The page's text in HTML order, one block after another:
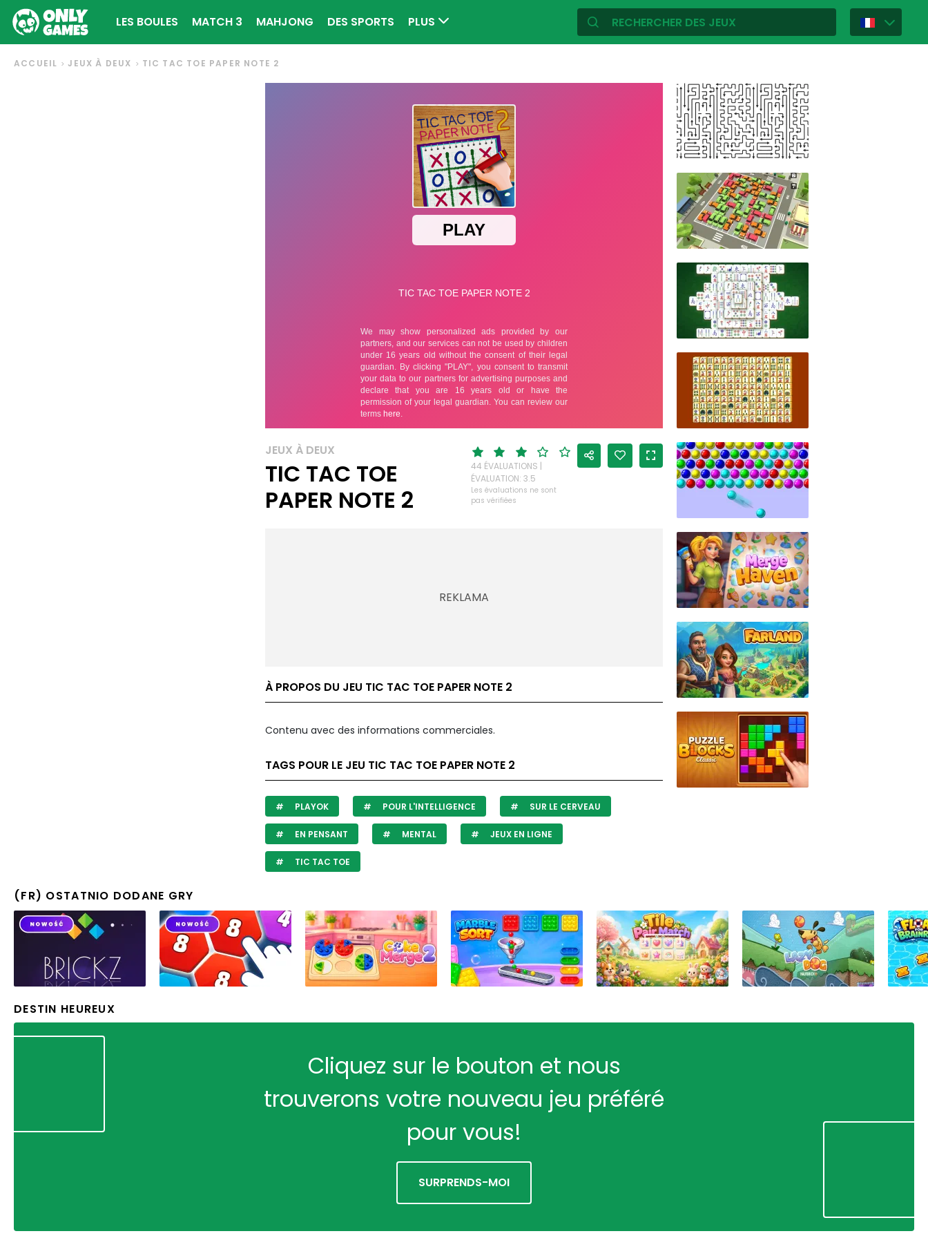
LES BOULES MATCH 3 MAHJONG DES SPORTS PLUS
ACCUEIL JEUX À DEUX TIC TAC TOE PAPER NOTE 2
JEUX À DEUX
TIC TAC TOE
PAPER NOTE 2
44 ÉVALUATIONS |
ÉVALUATION: 3.5
Les évaluations ne sont
pas vérifiées
À PROPOS DU JEU TIC TAC TOE PAPER NOTE 2
Contenu avec des informations commerciales.
TAGS POUR LE JEU TIC TAC TOE PAPER NOTE 2
PLAYOK POUR L'INTELLIGENCE SUR LE CERVEAU
EN PENSANT MENTAL JEUX EN LIGNE
TIC TAC TOE
(FR) OSTATNIO DODANE GRY
DESTIN HEUREUX
Cliquez sur le bouton et nous
trouverons votre nouveau jeu préféré
pour vous!
SURPRENDS-MOI